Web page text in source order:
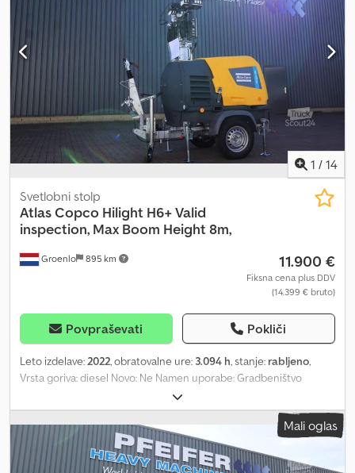
1 / 14
Groenlo 895 km
Svetlobni stolp
Atlas Copco Hilight H6+ Valid
inspection, Max Boom Height 8m,
11.900 €
Fiksna cena plus DDV
(14.399 € bruto)
Povpraševati Pokliči
Leto izdelave: 2022, obratovalne ure: 3.094 h, stanje: rabljeno,
Vrsta goriva: diesel Novo: Ne Namen uporabe: Gradbeništvo
Znamka motorja: Kubota Dimenzije tovornega prostora: 209 x 129
x 250 cm Serijska številka: ESF208509 Csdpfx Agjy Evm Roksha Za
več informacij kontaktirajte PFEIFER GROUP.
Mali oglas